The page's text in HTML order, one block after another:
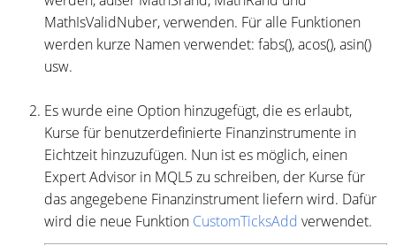
MathIsValidNuber, verwenden. Für alle Funktionen
werden kurze Namen verwendet: fabs(), acos(), asin()
usw.
Es wurde eine Option hinzugefügt, die es erlaubt,
Kurse für benutzerdefinierte Finanzinstrumente in
Eichtzeit hinzuzufügen. Nun ist es möglich, einen
Expert Advisor in MQL5 zu schreiben, der Kurse für
das angegebene Finanzinstrument liefern wird. Dafür
wird die neue Funktion CustomTicksAdd verwendet.